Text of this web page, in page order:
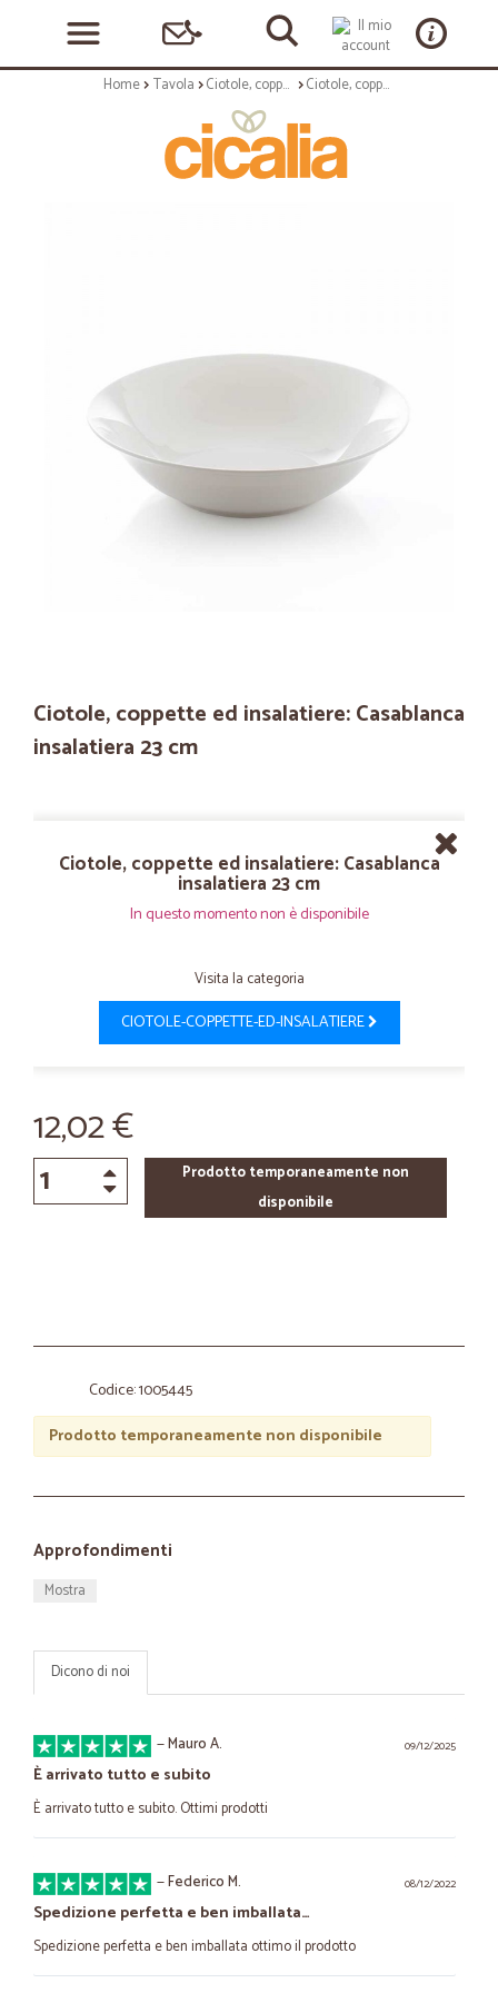
Home Tavola Ciotole, coppette ed insalatiere Ciotole, coppette ed insalatiere: Casablanca insalatiera 23 cm
Ciotole, coppette ed insalatiere: Casablanca
insalatiera 23 cm
Ciotole, coppette ed insalatiere: Casablanca
insalatiera 23 cm
In questo momento non è disponibile
Visita la categoria
CIOTOLE-COPPETTE-ED-INSALATIERE
12,02 €
Prodotto temporaneamente non
disponibile
Codice: 1005445
Prodotto temporaneamente non disponibile
Approfondimenti
Mostra
Dicono di noi
09/12/2025
—Mauro A.
È arrivato tutto e subito
È arrivato tutto e subito. Ottimi prodotti
08/12/2022
—Federico M.
Spedizione perfetta e ben imballata…
Spedizione perfetta e ben imballata ottimo il prodotto